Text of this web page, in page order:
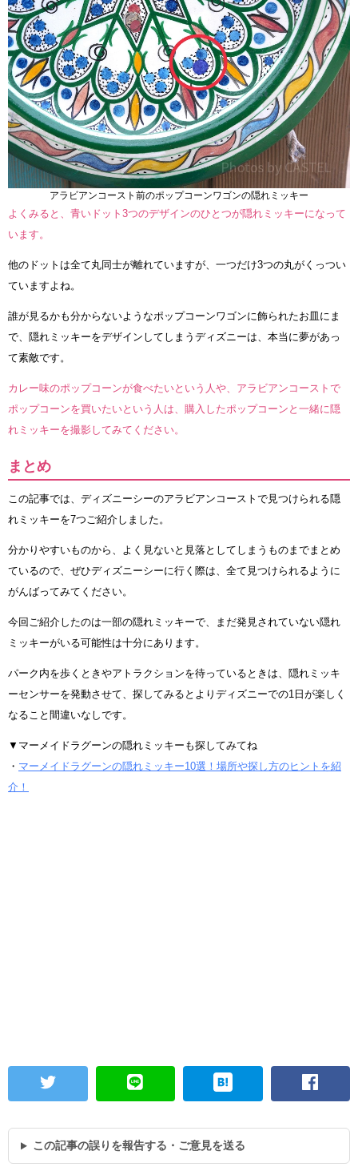
アラビアンコースト前のポップコーンワゴンの隠れミッキー
よくみると、青いドット3つのデザインのひとつが隠れミッキーになって
います。
他のドットは全て丸同士が離れていますが、一つだけ3つの丸がくっつい
ていますよね。
誰が見るかも分からないようなポップコーンワゴンに飾られたお皿にま
で、隠れミッキーをデザインしてしまうディズニーは、本当に夢があっ
て素敵です。
カレー味のポップコーンが食べたいという人や、アラビアンコーストで
ポップコーンを買いたいという人は、購入したポップコーンと一緒に隠
れミッキーを撮影してみてください。
まとめ
この記事では、ディズニーシーのアラビアンコーストで見つけられる隠
れミッキーを7つご紹介しました。
分かりやすいものから、よく見ないと見落としてしまうものまでまとめ
ているので、ぜひディズニーシーに行く際は、全て見つけられるように
がんばってみてください。
今回ご紹介したのは一部の隠れミッキーで、まだ発見されていない隠れ
ミッキーがいる可能性は十分にあります。
パーク内を歩くときやアトラクションを待っているときは、隠れミッキ
ーセンサーを発動させて、探してみるとよりディズニーでの1日が楽しく
なること間違いなしです。
▼マーメイドラグーンの隠れミッキーも探してみてね
・ マーメイドラグーンの隠れミッキー10選！場所や探し方のヒントを紹
介！
この記事の誤りを報告する・ご意見を送る